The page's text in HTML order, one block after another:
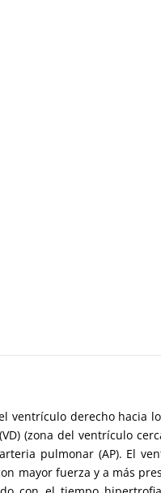
ventrículo derecho hacia
(zona del ventrículo
pulmonar (AP). El
mayor fuerza y a más